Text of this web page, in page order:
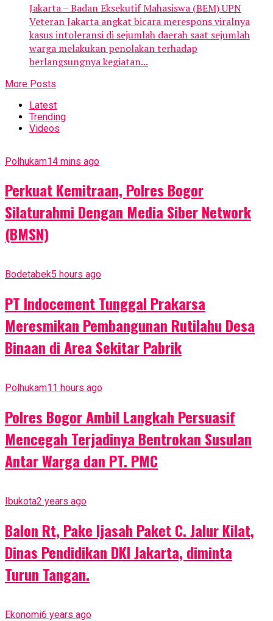
Jakarta – Badan Eksekutif Mahasiswa (BEM) UPN
Veteran Jakarta angkat bicara merespons viralnya
kasus intoleransi di sejumlah daerah saat sejumlah
warga melakukan penolakan terhadap
berlangsungnya kegiatan...
More Posts
Latest
Trending
Videos
Polhukam14 mins ago
Perkuat Kemitraan, Polres Bogor
Silaturahmi Dengan Media Siber Network
(BMSN)
Bodetabek5 hours ago
PT Indocement Tunggal Prakarsa
Meresmikan Pembangunan Rutilahu Desa
Binaan di Area Sekitar Pabrik
Polhukam11 hours ago
Polres Bogor Ambil Langkah Persuasif
Mencegah Terjadinya Bentrokan Susulan
Antar Warga dan PT. PMC
Ibukota2 years ago
Balon Rt, Pake Ijasah Paket C. Jalur Kilat,
Dinas Pendidikan DKI Jakarta, diminta
Turun Tangan.
Ekonomi6 years ago